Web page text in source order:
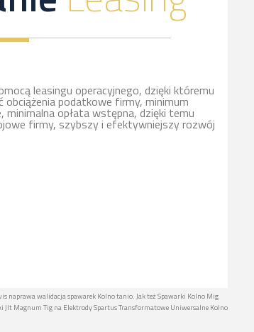
leasingu operacyjnego, dzięki któremu
obciążenia podatkowe firmy, minimum
minimalna opłata wstępna, dzięki temu
firmy, szybszy i efektywniejszy rozwój
naprawa walidacja spawarek Kolno tanio. Jak też Spawarki Kolno Mig
Jlt Magnum Tig na Elektrody Spartus Transformatowe Uniwersalne Kolno